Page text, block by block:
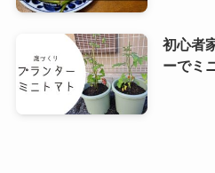
初心者
ーでミ